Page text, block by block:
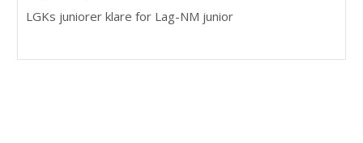
LGKs juniorer klare for Lag-NM junior